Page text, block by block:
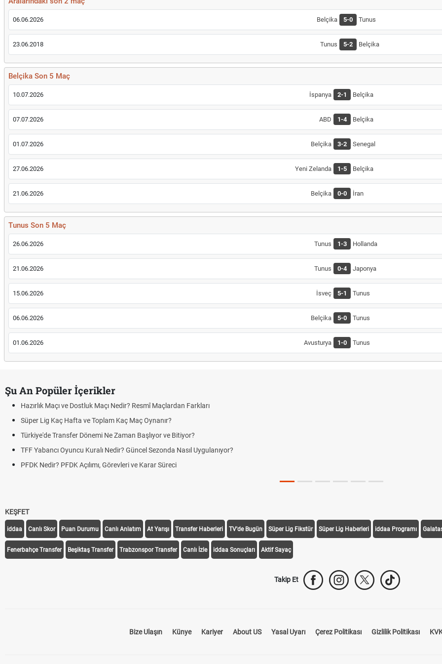
06.06.2026 Belçika 5-0 Tunus
23.06.2018 Tunus 5-2 Belçika
Belçika Son 5 Maç
10.07.2026 İspanya 2-1 Belçika
07.07.2026 ABD 1-4 Belçika
01.07.2026 Belçika 3-2 Senegal
27.06.2026 Yeni Zelanda 1-5 Belçika
21.06.2026 Belçika 0-0 İran
Tunus Son 5 Maç
26.06.2026 Tunus 1-3 Hollanda
21.06.2026 Tunus 0-4 Japonya
15.06.2026 İsveç 5-1 Tunus
06.06.2026 Belçika 5-0 Tunus
01.06.2026 Avusturya 1-0 Tunus
Şu An Popüler İçerikler
Hazırlık Maçı ve Dostluk Maçı Nedir? Resmî Maçlardan Farkları
Süper Lig Kaç Hafta ve Toplam Kaç Maç Oynanır?
Türkiye'de Transfer Dönemi Ne Zaman Başlıyor ve Bitiyor?
TFF Yabancı Oyuncu Kuralı Nedir? Güncel Sezonda Nasıl Uygulanıyor?
PFDK Nedir? PFDK Açılımı, Görevleri ve Karar Süreci
KEŞFET
iddaa Canlı Skor Puan Durumu Canlı Anlatım At Yarışı Transfer Haberleri TV'de Bugün Süper Lig Fikstür Süper Lig Haberleri iddaa Programı
Fenerbahçe Transfer Beşiktaş Transfer Trabzonspor Transfer Canlı İzle iddaa Sonuçları Aktif Sayaç
Takip Et
Bize Ulaşın Künye Kariyer About US Yasal Uyarı Çerez Politikası Gizlilik Politikası